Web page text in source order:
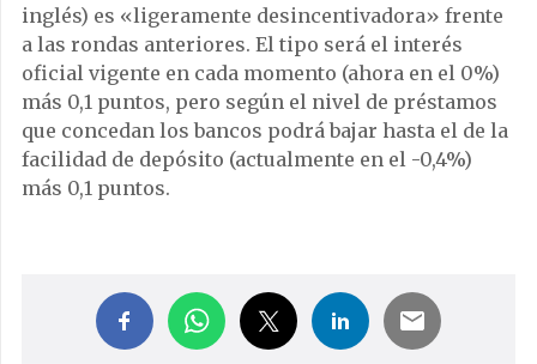
inglés) es «ligeramente desincentivadora» frente
a las rondas anteriores. El tipo será el interés
oficial vigente en cada momento (ahora en el 0%)
más 0,1 puntos, pero según el nivel de préstamos
que concedan los bancos podrá bajar hasta el de la
facilidad de depósito (actualmente en el -0,4%)
más 0,1 puntos.